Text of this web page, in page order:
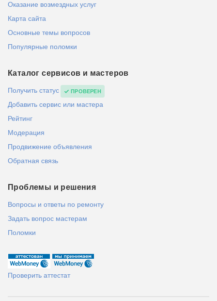
Оказание возмездных услуг
Карта сайта
Основные темы вопросов
Популярные поломки
Каталог сервисов и мастеров
Получить статус ПРОВЕРЕН
Добавить сервис или мастера
Рейтинг
Модерация
Продвижение объявления
Обратная связь
Проблемы и решения
Вопросы и ответы по ремонту
Задать вопрос мастерам
Поломки
Проверить аттестат